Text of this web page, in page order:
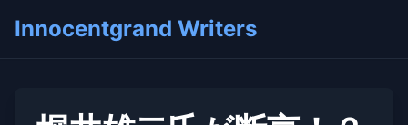
Innocentgrand Writers